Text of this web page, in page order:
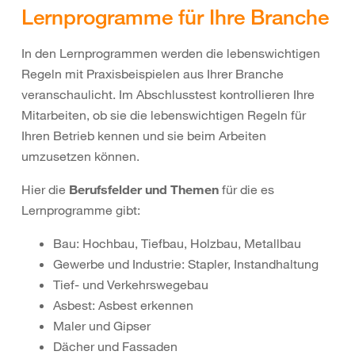
Lernprogramme für Ihre Branche
In den Lernprogrammen werden die lebenswichtigen
Regeln mit Praxisbeispielen aus Ihrer Branche
veranschaulicht. Im Abschlusstest kontrollieren Ihre
Mitarbeiten, ob sie die lebenswichtigen Regeln für
Ihren Betrieb kennen und sie beim Arbeiten
umzusetzen können.
Hier die Berufsfelder und Themen für die es
Lernprogramme gibt:
Bau: Hochbau, Tiefbau, Holzbau, Metallbau
Gewerbe und Industrie: Stapler, Instandhaltung
Tief- und Verkehrswegebau
Asbest: Asbest erkennen
Maler und Gipser
Dächer und Fassaden